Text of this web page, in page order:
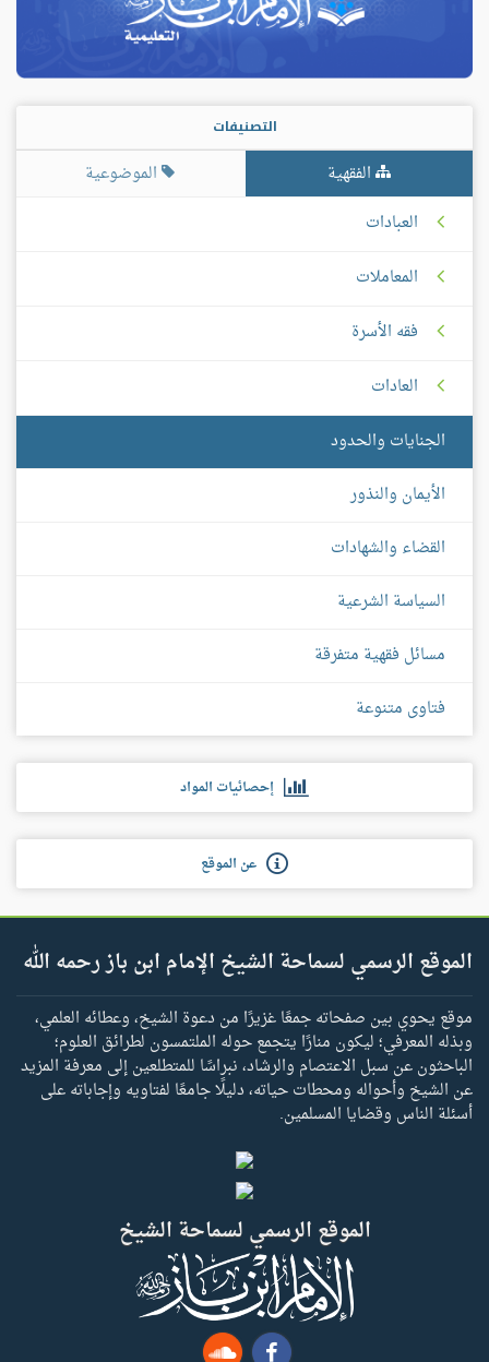
التصنيفات
الفقهية
الموضوعية
العبادات
المعاملات
فقه الأسرة
العادات
الجنايات والحدود
الأيمان والنذور
القضاء والشهادات
السياسة الشرعية
مسائل فقهية متفرقة
فتاوى متنوعة
إحصائيات المواد
عن الموقع
الموقع الرسمي لسماحة الشيخ الإمام ابن باز رحمه الله
موقع يحوي بين صفحاته جمعًا غزيرًا من دعوة الشيخ، وعطائه العلمي،
وبذله المعرفي؛ ليكون منارًا يتجمع حوله الملتمسون لطرائق العلوم؛
الباحثون عن سبل الاعتصام والرشاد، نبراسًا للمتطلعين إلى معرفة المزيد
عن الشيخ وأحواله ومحطات حياته، دليلًا جامعًا لفتاويه وإجاباته على
أسئلة الناس وقضايا المسلمين.
الموقع الرسمي لسماحة الشيخ